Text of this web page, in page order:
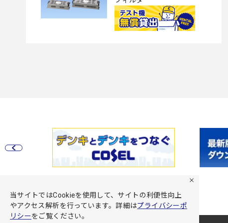
当サイトではCookieを使用して、サイトの利便性向上
やアクセス解析を行っています。詳細はプライバシーポ
リシーをご覧ください。